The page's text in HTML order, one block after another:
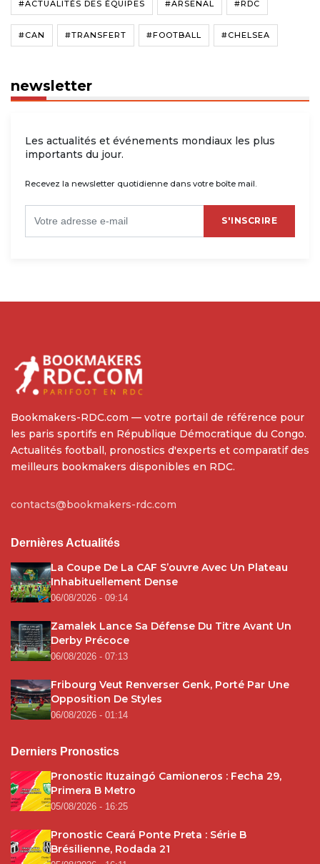
#ACTUALITÉS DES ÉQUIPES #ARSENAL #RDC
#CAN #TRANSFERT #FOOTBALL #CHELSEA
newsletter
Les actualités et événements mondiaux les plus
importants du jour.
Recevez la newsletter quotidienne dans votre boîte mail.
S'INSCRIRE
Bookmakers-RDC.com — votre portail de référence pour
les paris sportifs en République Démocratique du Congo.
Actualités football, pronostics d'experts et comparatif des
meilleurs bookmakers disponibles en RDC.
contacts@bookmakers-rdc.com
Dernières Actualités
La Coupe De La CAF S’ouvre Avec Un Plateau
Inhabituellement Dense
06/08/2026 - 09:14
Zamalek Lance Sa Défense Du Titre Avant Un
Derby Précoce
06/08/2026 - 07:13
Fribourg Veut Renverser Genk, Porté Par Une
Opposition De Styles
06/08/2026 - 01:14
Derniers Pronostics
Pronostic Ituzaingó Camioneros : Fecha 29,
Primera B Metro
05/08/2026 - 16:25
Pronostic Ceará Ponte Preta : Série B
Brésilienne, Rodada 21